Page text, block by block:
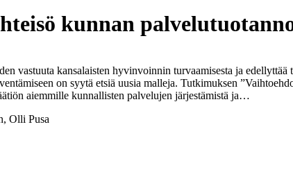
kunnan
vastuuta kansalaisten hyvinvoinnin turvaamisesta ja
on syytä etsiä uusia malleja. Tutkimuksen
aiemmille kunnallisten palvelujen järjestämistä ja…
Olli Pusa